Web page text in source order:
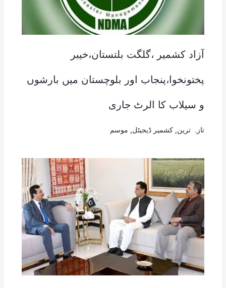
آزاد کشمیر ،گلگت بلتستان،خیبر
پختونخوا،پنجاب اور بلوچستان میں بارشوں
و سیلاب کا الرٹ جاری
تازہ ترین کشمیر ڈیجیٹل موسم